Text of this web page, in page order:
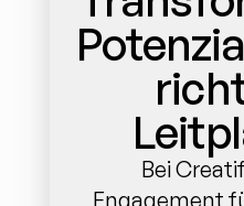
Bei
Engagement